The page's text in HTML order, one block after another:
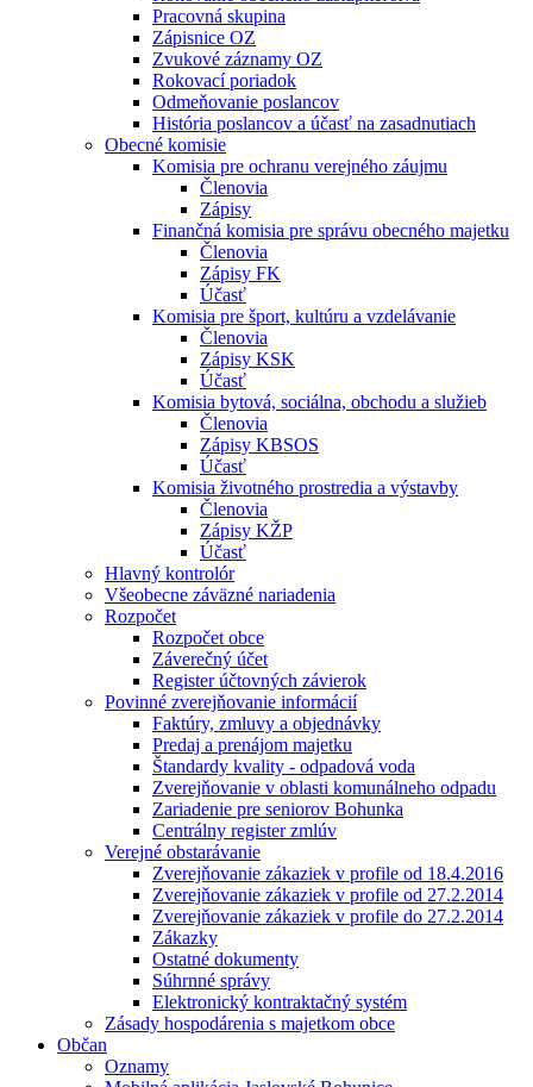
Pracovná skupina
Zápisnice OZ
Zvukové záznamy OZ
Rokovací poriadok
Odmeňovanie poslancov
História poslancov a účasť na zasadnutiach
Obecné komisie
Komisia pre ochranu verejného záujmu
Členovia
Zápisy
Finančná komisia pre správu obecného majetku
Členovia
Zápisy FK
Účasť
Komisia pre šport, kultúru a vzdelávanie
Členovia
Zápisy KSK
Účasť
Komisia bytová, sociálna, obchodu a služieb
Členovia
Zápisy KBSOS
Účasť
Komisia životného prostredia a výstavby
Členovia
Zápisy KŽP
Účasť
Hlavný kontrolór
Všeobecne záväzné nariadenia
Rozpočet
Rozpočet obce
Záverečný účet
Register účtovných závierok
Povinné zverejňovanie informácií
Faktúry, zmluvy a objednávky
Predaj a prenájom majetku
Štandardy kvality - odpadová voda
Zverejňovanie v oblasti komunálneho odpadu
Zariadenie pre seniorov Bohunka
Centrálny register zmlúv
Verejné obstarávanie
Zverejňovanie zákaziek v profile od 18.4.2016
Zverejňovanie zákaziek v profile od 27.2.2014
Zverejňovanie zákaziek v profile do 27.2.2014
Zákazky
Ostatné dokumenty
Súhrnné správy
Elektronický kontraktačný systém
Zásady hospodárenia s majetkom obce
Občan
Oznamy